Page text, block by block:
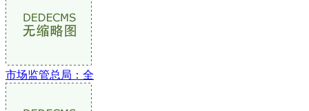
市场监管总局：全